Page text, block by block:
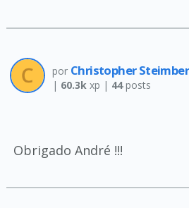
por Christopher
| 60.3kxp | 44posts
Obrigado André !!!